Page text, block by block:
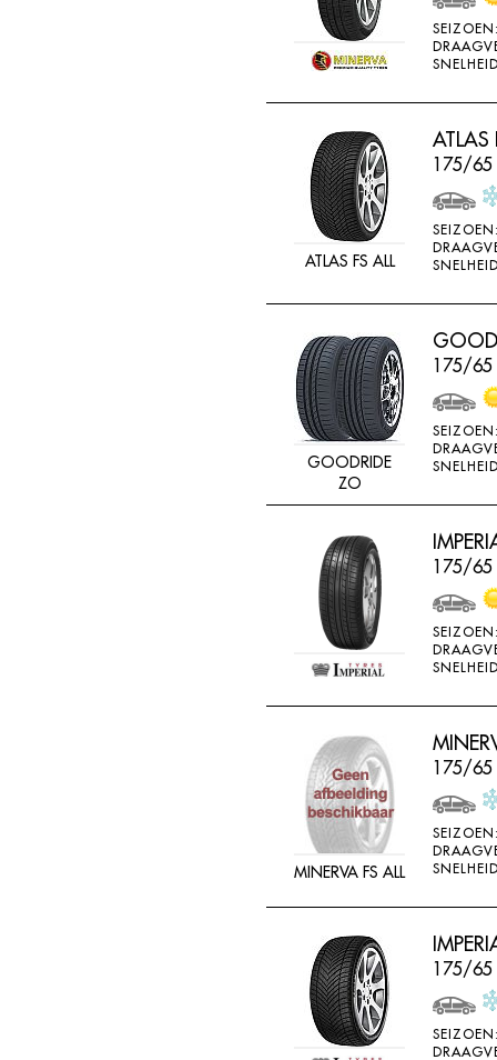
ATLAS FS ALL
ATLAS
175/65
GOODRIDE
ZO
175/65
175/65
MINERVA FS ALL
175/65
175/65